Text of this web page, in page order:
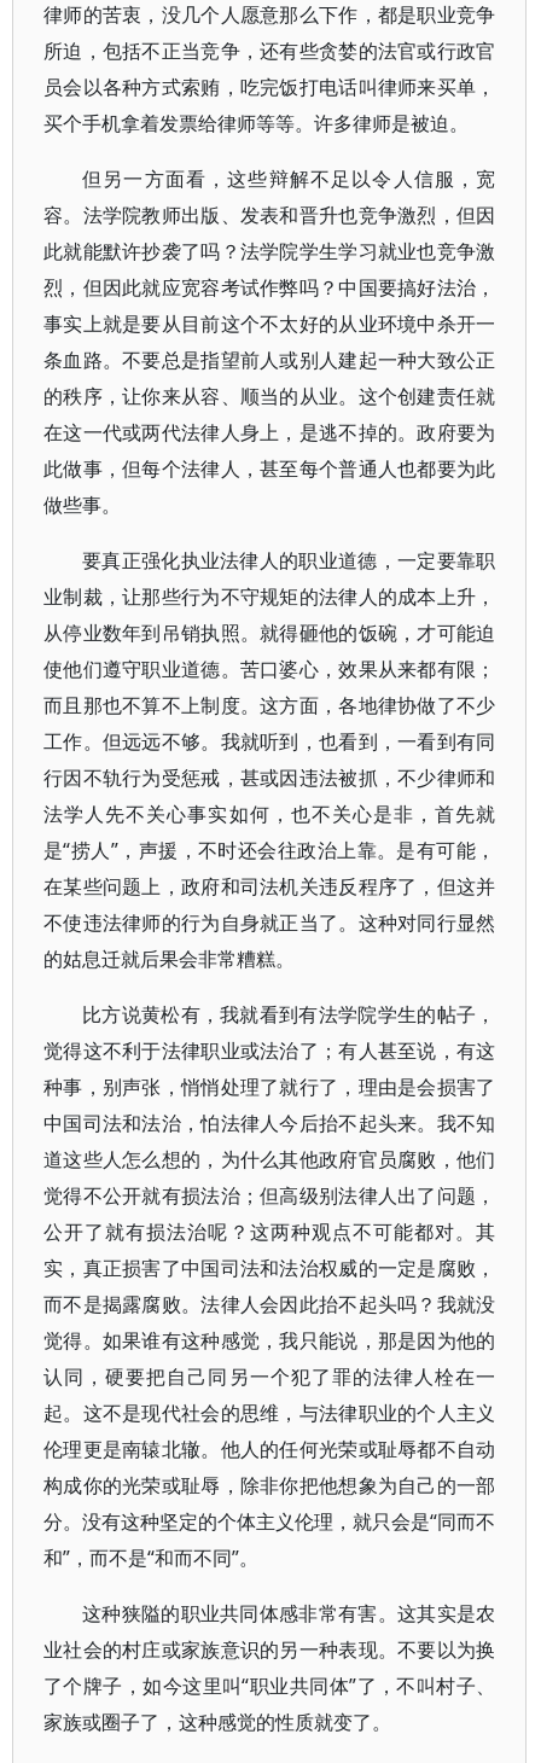
律师的苦衷，没几个人愿意那么下作，都是职业竞争
所迫，包括不正当竞争，还有些贪婪的法官或行政官
员会以各种方式索贿，吃完饭打电话叫律师来买单，
买个手机拿着发票给律师等等。许多律师是被迫。
但另一方面看，这些辩解不足以令人信服，宽
容。法学院教师出版、发表和晋升也竞争激烈，但因
此就能默许抄袭了吗？法学院学生学习就业也竞争激
烈，但因此就应宽容考试作弊吗？中国要搞好法治，
事实上就是要从目前这个不太好的从业环境中杀开一
条血路。不要总是指望前人或别人建起一种大致公正
的秩序，让你来从容、顺当的从业。这个创建责任就
在这一代或两代法律人身上，是逃不掉的。政府要为
此做事，但每个法律人，甚至每个普通人也都要为此
做些事。
要真正强化执业法律人的职业道德，一定要靠职
业制裁，让那些行为不守规矩的法律人的成本上升，
从停业数年到吊销执照。就得砸他的饭碗，才可能迫
使他们遵守职业道德。苦口婆心，效果从来都有限；
而且那也不算不上制度。这方面，各地律协做了不少
工作。但远远不够。我就听到，也看到，一看到有同
行因不轨行为受惩戒，甚或因违法被抓，不少律师和
法学人先不关心事实如何，也不关心是非，首先就
是“捞人”，声援，不时还会往政治上靠。是有可能，
在某些问题上，政府和司法机关违反程序了，但这并
不使违法律师的行为自身就正当了。这种对同行显然
的姑息迁就后果会非常糟糕。
比方说黄松有，我就看到有法学院学生的帖子，
觉得这不利于法律职业或法治了；有人甚至说，有这
种事，别声张，悄悄处理了就行了，理由是会损害了
中国司法和法治，怕法律人今后抬不起头来。我不知
道这些人怎么想的，为什么其他政府官员腐败，他们
觉得不公开就有损法治；但高级别法律人出了问题，
公开了就有损法治呢？这两种观点不可能都对。其
实，真正损害了中国司法和法治权威的一定是腐败，
而不是揭露腐败。法律人会因此抬不起头吗？我就没
觉得。如果谁有这种感觉，我只能说，那是因为他的
认同，硬要把自己同另一个犯了罪的法律人栓在一
起。这不是现代社会的思维，与法律职业的个人主义
伦理更是南辕北辙。他人的任何光荣或耻辱都不自动
构成你的光荣或耻辱，除非你把他想象为自己的一部
分。没有这种坚定的个体主义伦理，就只会是“同而不
和”，而不是“和而不同”。
这种狭隘的职业共同体感非常有害。这其实是农
业社会的村庄或家族意识的另一种表现。不要以为换
了个牌子，如今这里叫“职业共同体”了，不叫村子、
家族或圈子了，这种感觉的性质就变了。